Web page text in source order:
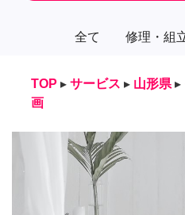
全て 修理・組
TOP ▸ サービス ▸ 山形県 ▸
画